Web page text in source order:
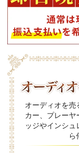
オーディオを売
カー、プレーヤ
ッジやインシ
ら